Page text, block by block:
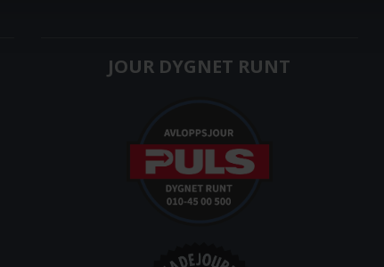
JOUR DYGNET RUNT